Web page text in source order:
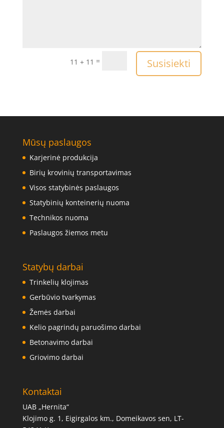
11 + 11 = Susisiekti
Mūsų paslaugos
Karjerinė produkcija
Birių krovinių transportavimas
Visos statybinės paslaugos
Statybinių konteinerių nuoma
Technikos nuoma
Paslaugos žiemos metu
Statybų darbai
Trinkelių klojimas
Gerbūvio tvarkymas
Žemės darbai
Kelio pagrindų paruošimo darbai
Betonavimo darbai
Griovimo darbai
Kontaktai
UAB „Hernita“
Klojimo g. 1, Eigirgalos km., Domeikavos sen, LT-